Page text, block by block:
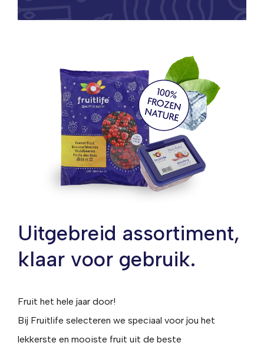
Uitgebreid assortiment,
klaar voor gebruik.
Fruit het hele jaar door!
Bij Fruitlife selecteren we speciaal voor jou het
lekkerste en mooiste fruit uit de beste